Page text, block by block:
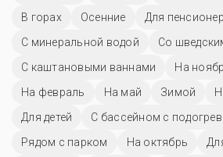
В горах
Осенние Для
С минеральной водой
Со
С каштановыми ваннами
На
На февраль
На май Зимой
Для детей
С бассейном с
Рядом с парком
На октябрь